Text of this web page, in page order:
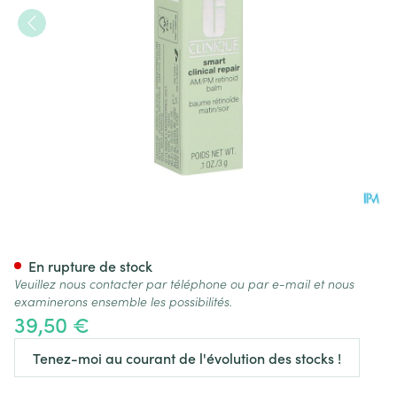
39,50 €
Tenez-moi au courant de l'évolution des stocks !
En rupture de stock
Veuillez nous contacter par téléphone ou par e-mail et nous
examinerons ensemble les possibilités.